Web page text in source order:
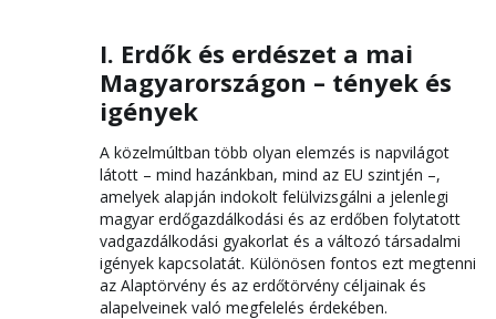
I. Erdők és erdészet a mai
Magyarországon – tények és
igények
A közelmúltban több olyan elemzés is napvilágot
látott – mind hazánkban, mind az EU szintjén –,
amelyek alapján indokolt felülvizsgálni a jelenlegi
magyar erdőgazdálkodási és az erdőben folytatott
vadgazdálkodási gyakorlat és a változó társadalmi
igények kapcsolatát. Különösen fontos ezt megtenni
az Alaptörvény és az erdőtörvény céljainak és
alapelveinek való megfelelés érdekében.